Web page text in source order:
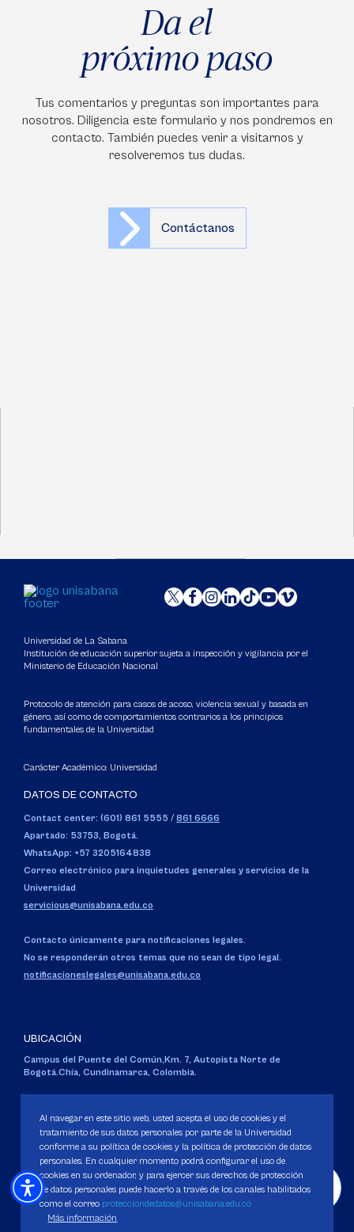
Da el
próximo paso
Tus comentarios y preguntas son importantes para
nosotros. Diligencia este formulario y nos pondremos en
contacto. También puedes venir a visitarnos y
resolveremos tus dudas.
Contáctanos
Universidad de La Sabana
Institución de educación superior sujeta a inspección y vigilancia por el
Ministerio de Educación Nacional
Protocolo de atención para casos de acoso, violencia sexual y basada en
género, así como de comportamientos contrarios a los principios
fundamentales de la Universidad
Carácter Académico: Universidad
DATOS DE CONTACTO
Contact center: (601) 861 5555 / 861 6666
Apartado: 53753, Bogotá.
WhatsApp: +57 3205164838
Correo electrónico para inquietudes generales y servicios de la
Universidad
servicious@unisabana.edu.co
Contacto únicamente para notificaciones legales.
No se responderán otros temas que no sean de tipo legal.
notificacioneslegales@unisabana.edu.co
UBICACIÓN
Campus del Puente del Común, Km. 7, Autopista Norte de
Bogotá. Chía, Cundinamarca, Colombia.
Personería Jurídica:Resolución 130 del 14 de enero de 1980.
Ministerio de Educación Nacional.
Política de Protección de datos
Al navegar en este sitio web, usted acepta el uso de cookies y el
tratamiento de sus datos personales por parte de la Universidad
conforme a su política de cookies y la política de protección de datos
personales. En cualquier momento podrá configurar el uso de
cookies en su ordenador, y para ejercer sus derechos de protección
de datos personales puede hacerlo a través de los canales habilitados
como el correo protecciondedatos@unisabana.edu.co
Más información